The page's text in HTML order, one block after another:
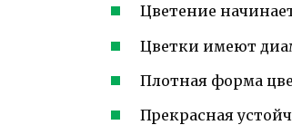
Цветение
Цветки имеют
Плотная форма
Прекрасная